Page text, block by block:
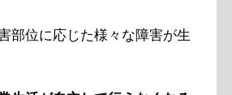
部位に応じた様々な障害が生